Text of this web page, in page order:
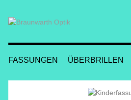
FASSUNGEN ÜBERBRILLEN